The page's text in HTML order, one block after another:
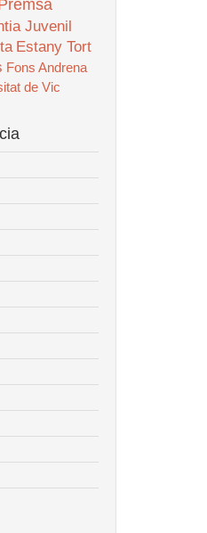
Juvenil
Estany Tort
Fons Andrena
de Vic